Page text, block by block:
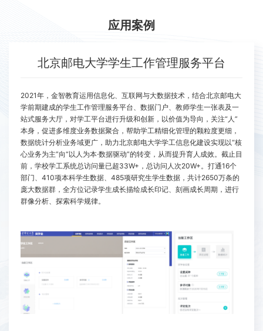
应用案例
北京邮电大学学生工作管理服务平台
2021年，金智教育运用信息化、互联网与大数据技术，结合北京邮电大
学前期建成的学生工作管理服务平台、数据门户、教师学生一张表及一
站式服务大厅，对学工平台进行升级和创新，以价值为导向，关注“人”
本身，促进多维度业务数据聚合，帮助学工精细化管理的颗粒度更细，
数据统计分析业务域更广，助力北京邮电大学学工信息化建设实现以“核
心业务为主”向“以人为本·数据驱动”的转变，从而提升育人成效。截止目
前，学校学工系统总访问量已超33W+，总访问人次20W+。打通16个
部门、410项本科学生数据、485项研究生学生数据，共计2650万条的
庞大数据群，全方位记录学生成长描绘成长印记、刻画成长周期，进行
群像分析、探索科学规律。